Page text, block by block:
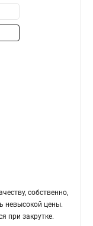
собственно,
невысокой цены.
при закрутке.